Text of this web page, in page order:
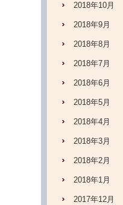
2018年10月
2018年9月
2018年8月
2018年7月
2018年6月
2018年5月
2018年4月
2018年3月
2018年2月
2018年1月
2017年12月